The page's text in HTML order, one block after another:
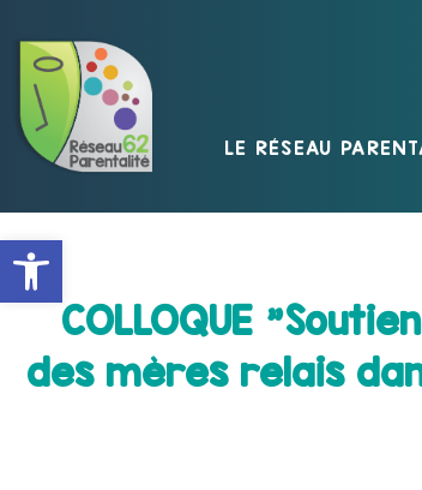
Ouvrir la barre d’outils
LE RÉSEAU
COLLOQUE
des mères relais